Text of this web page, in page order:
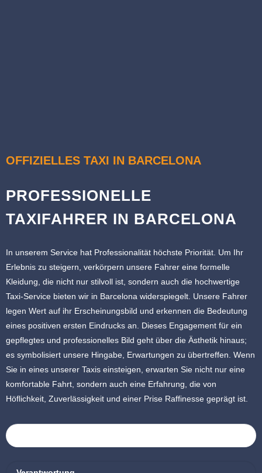
OFFIZIELLES TAXI IN BARCELONA
PROFESSIONELLE
TAXIFAHRER IN BARCELONA
In unserem Service hat Professionalität höchste Priorität. Um Ihr
Erlebnis zu steigern, verkörpern unsere Fahrer eine formelle
Kleidung, die nicht nur stilvoll ist, sondern auch die hochwertige
Taxi-Service bieten wir in Barcelona widerspiegelt. Unsere Fahrer
legen Wert auf ihr Erscheinungsbild und erkennen die Bedeutung
eines positiven ersten Eindrucks an. Dieses Engagement für ein
gepflegtes und professionelles Bild geht über die Ästhetik hinaus;
es symbolisiert unsere Hingabe, Erwartungen zu übertreffen. Wenn
Sie in eines unserer Taxis einsteigen, erwarten Sie nicht nur eine
komfortable Fahrt, sondern auch eine Erfahrung, die von
Höflichkeit, Zuverlässigkeit und einer Prise Raffinesse geprägt ist.